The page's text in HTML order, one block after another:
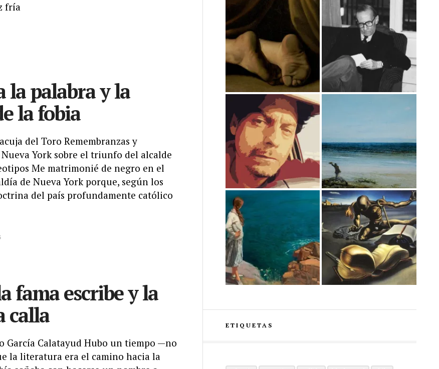
fría
la palabra y la
la fobia
del Toro Remembranzas y
York sobre el triunfo del alcalde
Me matrimonié de negro en el
de Nueva York porque, según los
del país profundamente católico
fama escribe y la
calla
García Calatayud Hubo un tiempo —no
la literatura era el camino hacia la
ETIQUETAS